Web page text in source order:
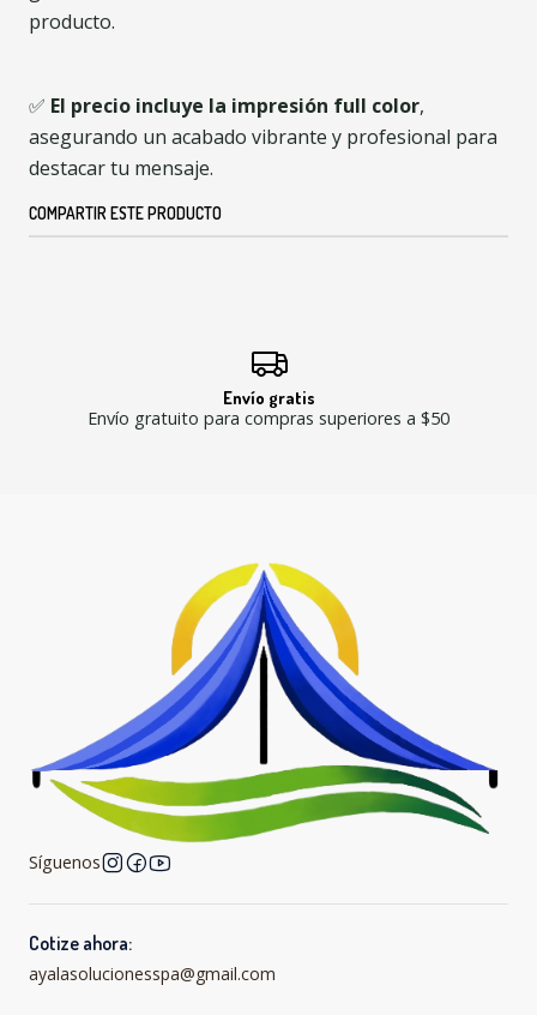
producto.
✅ El precio incluye la impresión full color,
asegurando un acabado vibrante y profesional para
destacar tu mensaje.
COMPARTIR ESTE PRODUCTO
Envío gratis
Envío gratuito para compras superiores a $50
Síguenos
Cotize ahora:
ayalasolucionesspa@gmail.com